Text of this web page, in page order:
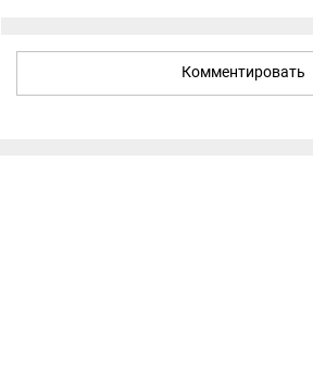
Комментировать